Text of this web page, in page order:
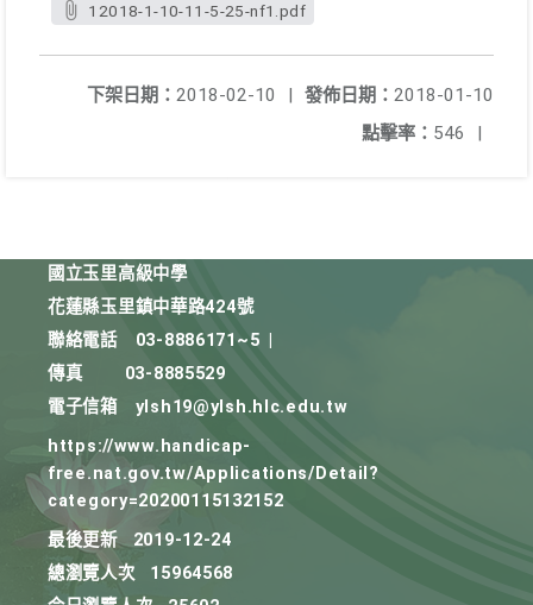
12018-1-10-11-5-25-nf1.pdf
發佈日期： 2018-01-10
下架日期： 2018-02-10
|
點擊率： 546 |
國立玉里高級中學
花蓮縣玉里鎮中華路424號
聯絡電話
03-8886171~5
傳真
03-8885529
電子信箱
ylsh19@ylsh.hlc.edu.tw
https://www.handicap-
free.nat.gov.tw/Applications/Detail?
category=20200115132152
最後更新
2019-12-24
總瀏覽人次
15964568